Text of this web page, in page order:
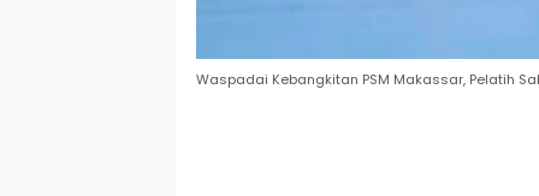
Waspadai Kebangkitan PSM Makassar, Pelatih